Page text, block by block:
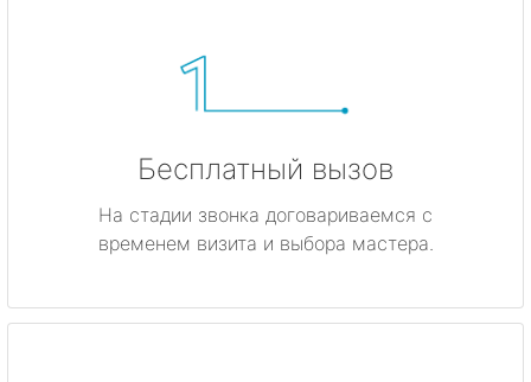
Бесплатный вызов
На стадии звонка договариваемся с
временем визита и выбора мастера.